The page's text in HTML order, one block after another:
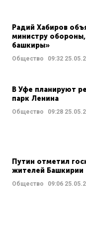
Радий Хабиров
министру
башкиры»
Общество 09:32
В Уфе планируют
парк Ленина
Общество 09:28
Путин отметил
жителей Башкирии
Общество 09:06